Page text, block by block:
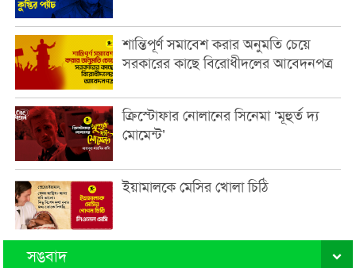
শান্তিপূর্ণ সমাবেশ করার অনুমতি চেয়ে
সরকারের কাছে বিরোধীদলের আবেদনপত্র
ক্রিস্টোফার নোলানের সিনেমা ‘মূহুর্ত দ্য
মোমেন্ট’
ইয়ামালকে মেসির খোলা চিঠি
সঙবাদ